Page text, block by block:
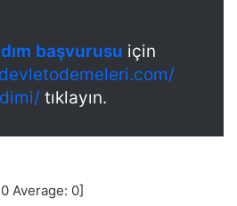
başvurusu için
tıklayın.
0 Average: 0]